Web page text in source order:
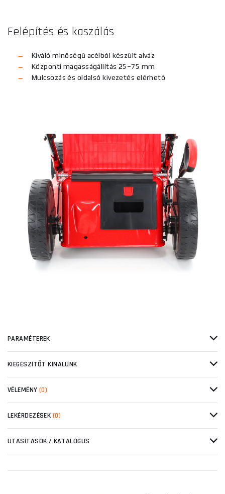
Felépítés és kaszálás
Kiváló minőségű acélból készült alváz
Központi magasságállítás 25–75 mm
Mulcsozás és oldalsó kivezetés elérhető
PARAMÉTEREK
KIEGÉSZÍTŐT KÍNÁLUNK
VÉLEMÉNY (0)
LEKÉRDEZÉSEK (0)
UTASÍTÁSOK / KATALÓGUS